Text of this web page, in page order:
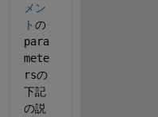
メン
トの
para
mete
rsの
下記
の説